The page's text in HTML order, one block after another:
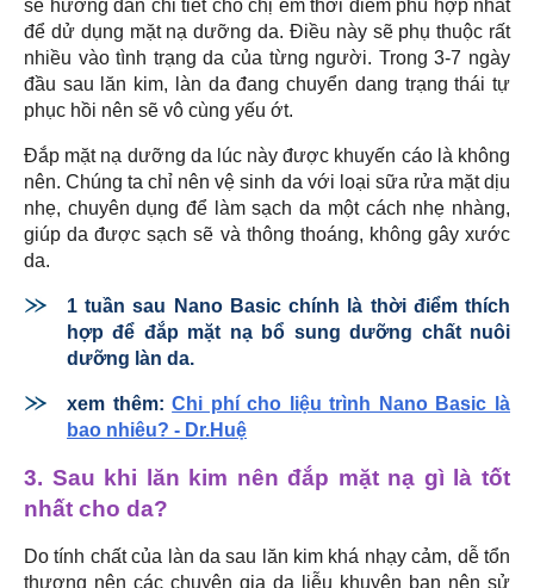
sẽ hướng dẫn chi tiết cho chị em thời điểm phù hợp nhất
để dử dụng mặt nạ dưỡng da. Điều này sẽ phụ thuộc rất
nhiều vào tình trạng da của từng người. Trong 3-7 ngày
đầu sau lăn kim, làn da đang chuyển dang trạng thái tự
phục hồi nên sẽ vô cùng yếu ớt.
Đắp mặt nạ dưỡng da lúc này được khuyến cáo là không
nên. Chúng ta chỉ nên vệ sinh da với loại sữa rửa mặt dịu
nhẹ, chuyên dụng để làm sạch da một cách nhẹ nhàng,
giúp da được sạch sẽ và thông thoáng, không gây xước
da.
1 tuần sau Nano Basic chính là thời điểm thích
hợp để đắp mặt nạ bổ sung dưỡng chất nuôi
dưỡng làn da.
xem thêm:Chi phí cho liệu trình Nano Basic là
bao nhiêu? - Dr.Huệ
3. Sau khi lăn kim nên đắp mặt nạ gì là tốt
nhất cho da?
Do tính chất của làn da sau lăn kim khá nhạy cảm, dễ tổn
thương nên các chuyên gia da liễu khuyên bạn nên sử